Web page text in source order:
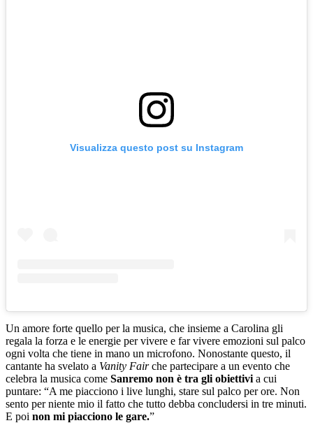
Visualizza questo post su Instagram
Un amore forte quello per la musica, che insieme a Carolina gli
regala la forza e le energie per vivere e far vivere emozioni sul palco
ogni volta che tiene in mano un microfono. Nonostante questo, il
cantante ha svelato a Vanity Fairche partecipare a un evento che
celebra la musica come Sanremo non è tra gli obiettivi a cui
puntare: “A me piacciono i live lunghi, stare sul palco per ore. Non
sento per niente mio il fatto che tutto debba concludersi in tre minuti.
E poi non mi piacciono le gare.”